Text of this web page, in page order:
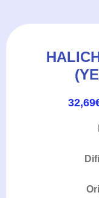
32,69